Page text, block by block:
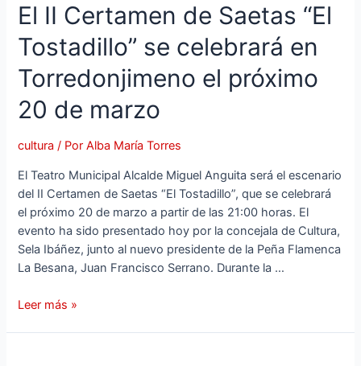
El II Certamen de Saetas “El
Tostadillo” se celebrará en
Torredonjimeno el próximo
20 de marzo
cultura / PorAlba María Torres
El Teatro Municipal Alcalde Miguel Anguita será el escenario
del II Certamen de Saetas “El Tostadillo”, que se celebrará
el próximo 20 de marzo a partir de las 21:00 horas. El
evento ha sido presentado hoy por la concejala de Cultura,
Sela Ibáñez, junto al nuevo presidente de la Peña Flamenca
La Besana, Juan Francisco Serrano. Durante la …
Leer más »